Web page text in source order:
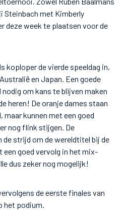
Steinbach met Kimberly
deze week te plaatsen voor de
koploper de vierde speeldag in,
en Japan. Een goede
om kans te blijven maken
heren! De oranje dames staan
maar kunnen met een goed
nog flink stijgen. De
de strijd om de wereldtitel bij de
een goed vervolg in het mix-
dus zeker nog mogelijk!
de eerste finales van
het podium.